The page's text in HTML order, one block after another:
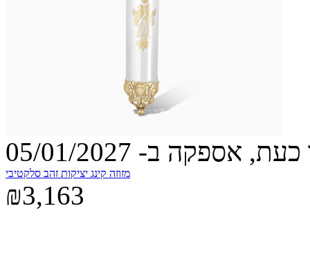
אספקה ב- 05/01/2027
מזוזה קינג יציקות זהב סלקטיבי
₪3,163